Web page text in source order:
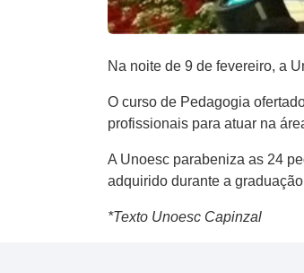
Na noite de 9 de fevereiro, a
O curso de Pedagogia
profissionais para atuar na
A Unoesc parabeniza as 24
adquirido durante a
*Texto Unoesc Capinzal